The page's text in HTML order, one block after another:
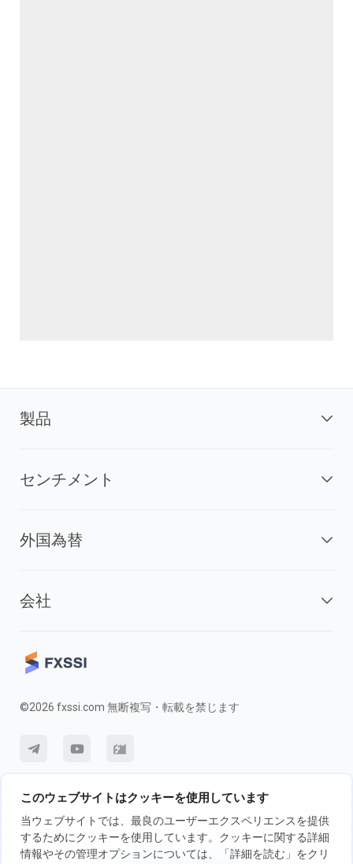
このウェブサイトはクッキーを使用しています
当ウェブサイトでは、最良のユーザーエクスペリエンスを提供
するためにクッキーを使用しています。クッキーに関する詳細
情報やその管理オプションについては、「詳細を読む」をクリ
製品
センチメント
外国為替
会社
©2026 fxssi.com 無断複写・転載を禁じます
利用規約 プライバシーポリシー
リスク開示
クッキーポリシー